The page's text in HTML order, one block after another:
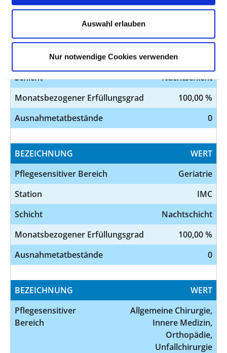
Auswahl erlauben
Nur notwendige Cookies verwenden
Pflegesensitiver Bereich
Geriatrie
Schicht
Nachtschicht
Monatsbezogener Erfüllungsgrad
100,00 %
Ausnahmetatbestände
0
BEZEICHNUNG
WERT
Pflegesensitiver Bereich
Geriatrie
Station
IMC
Schicht
Nachtschicht
Monatsbezogener Erfüllungsgrad
100,00 %
Ausnahmetatbestände
0
BEZEICHNUNG
WERT
Pflegesensitiver
Bereich
Allgemeine Chirurgie,
Innere Medizin,
Orthopädie,
Unfallchirurgie